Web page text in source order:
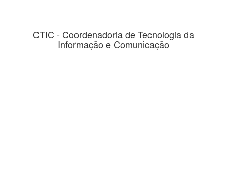
CTIC - Coordenadoria de Tecnologia da
Informação e Comunicação